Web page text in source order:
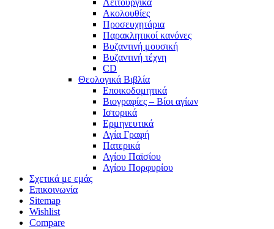
Λειτουργικά
Ακολουθίες
Προσευχητάρια
Παρακλητικοί κανόνες
Βυζαντινή μουσική
Βυζαντινή τέχνη
CD
Θεολογικά Βιβλία
Εποικοδομητικά
Βιογραφίες – Βίοι αγίων
Ιστορικά
Ερμηνευτικά
Αγία Γραφή
Πατερικά
Αγίου Παϊσίου
Αγίου Πορφυρίου
Σχετικά με εμάς
Επικοινωνία
Sitemap
Wishlist
Compare